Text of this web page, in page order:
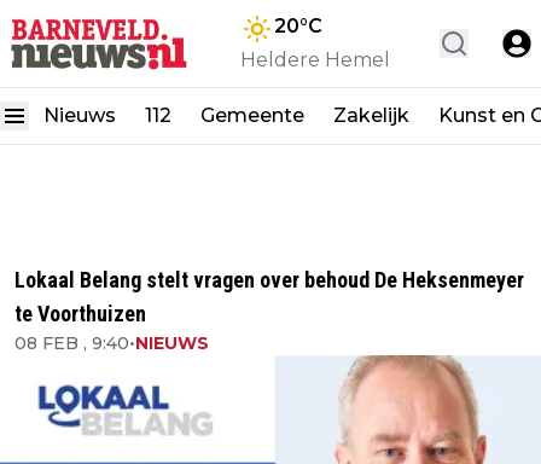
20°C
Heldere Hemel
Nieuws 112 Gemeente Zakelijk Kunst en
Lokaal Belang stelt vragen over behoud De Heksenmeyer
te Voorthuizen
08 FEB , 9:40•NIEUWS